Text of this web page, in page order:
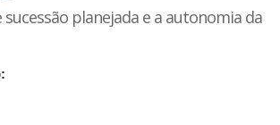
planejada e a autonomia da